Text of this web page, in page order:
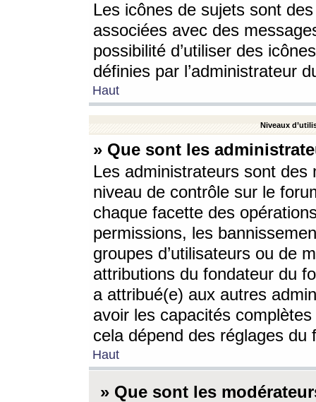
Les icônes de sujets sont
associées avec des
possibilité d’utiliser des
définies par l’administrateur
Haut
Niveaux
» Que sont les
Les administrateurs sont
niveau de contrôle sur le
chaque facette des
permissions, les
groupes d’utilisateurs ou de
attributions du fondateur du
a attribué(e) aux autres
avoir les capacités
cela dépend des réglages du
Haut
» Que sont les